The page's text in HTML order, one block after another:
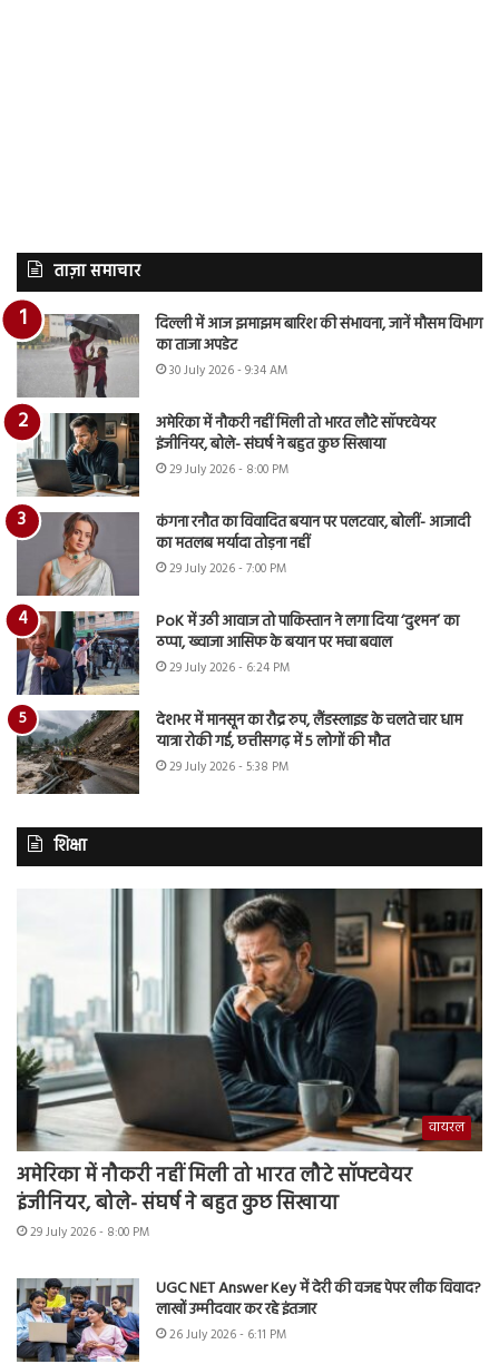
ताज़ा समाचार
दिल्ली में आज झमाझम बारिश की संभावना, जानें मौसम विभाग
का ताजा अपडेट
30 July 2026 - 9:34 AM
अमेरिका में नौकरी नहीं मिली तो भारत लौटे सॉफ्टवेयर
इंजीनियर, बोले- संघर्ष ने बहुत कुछ सिखाया
29 July 2026 - 8:00 PM
कंगना रनौत का विवादित बयान पर पलटवार, बोलीं- आजादी
का मतलब मर्यादा तोड़ना नहीं
29 July 2026 - 7:00 PM
PoK में उठी आवाज तो पाकिस्तान ने लगा दिया ‘दुश्मन’ का
ठप्पा, ख्वाजा आसिफ के बयान पर मचा बवाल
29 July 2026 - 6:24 PM
देशभर में मानसून का रौद्र रुप, लैंडस्लाइड के चलते चार धाम
यात्रा रोकी गई, छत्तीसगढ़ में 5 लोगों की मौत
29 July 2026 - 5:38 PM
शिक्षा
वायरल
अमेरिका में नौकरी नहीं मिली तो भारत लौटे सॉफ्टवेयर
इंजीनियर, बोले- संघर्ष ने बहुत कुछ सिखाया
29 July 2026 - 8:00 PM
UGC NET Answer Key में देरी की वजह पेपर लीक विवाद?
लाखों उम्मीदवार कर रहे इंतजार
26 July 2026 - 6:11 PM